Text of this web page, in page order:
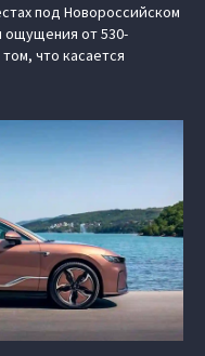
под Новороссийском
ощущения от 530-
что касается